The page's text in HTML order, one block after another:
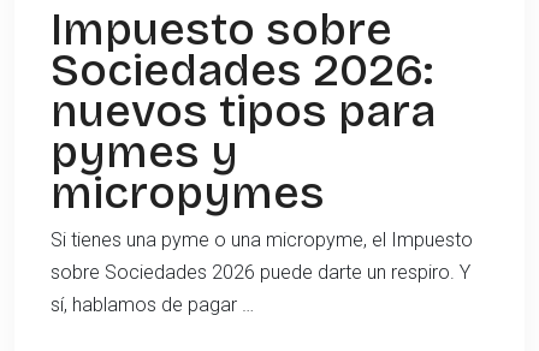
Impuesto sobre
Sociedades 2026:
nuevos tipos para
pymes y
micropymes
Si tienes una pyme o una micropyme, el Impuesto
sobre Sociedades 2026 puede darte un respiro. Y
sí, hablamos de pagar …